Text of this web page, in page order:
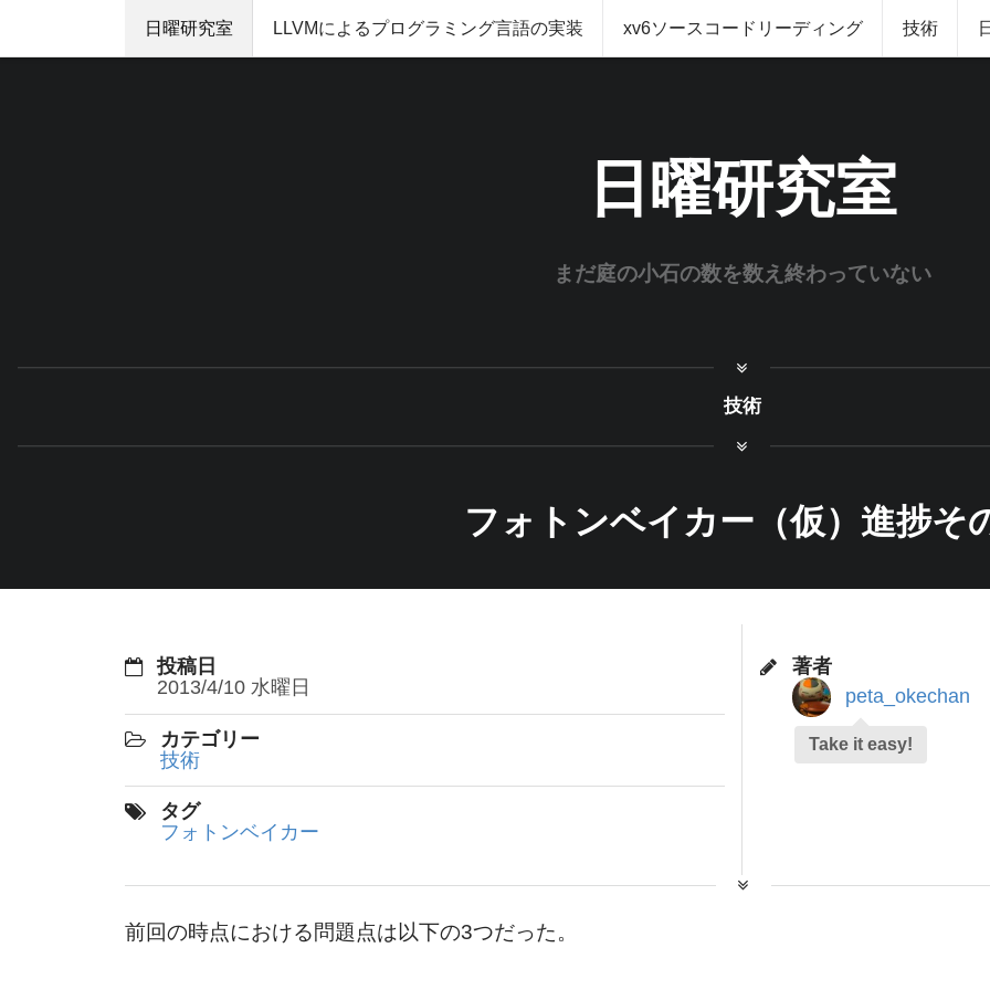
日曜研究室 LLVMによるプログラミング言語の実装 xv6ソースコードリーディング 技術
日曜研究室
まだ庭の小石の数を数え終わっていない
技術
フォトンベイカー（仮）進捗そ
投稿日
2013/4/10 水曜日
カテゴリー
技術
タグ
フォトンベイカー
著者
peta_okechan
Take it easy!
前回の時点における問題点は以下の3つだった。